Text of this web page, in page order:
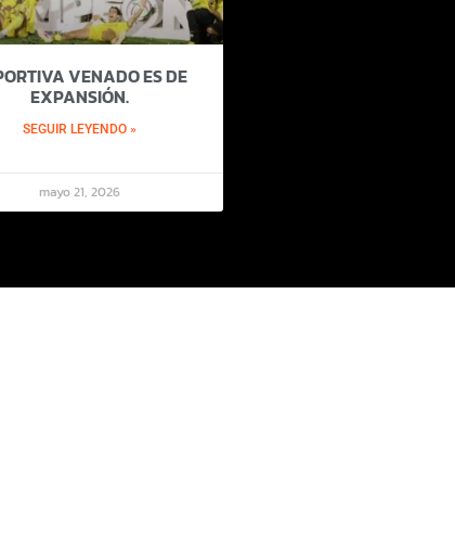
VENADO ES DE
EXPANSIÓN.
SEGUIR LEYENDO »
mayo 21, 2026